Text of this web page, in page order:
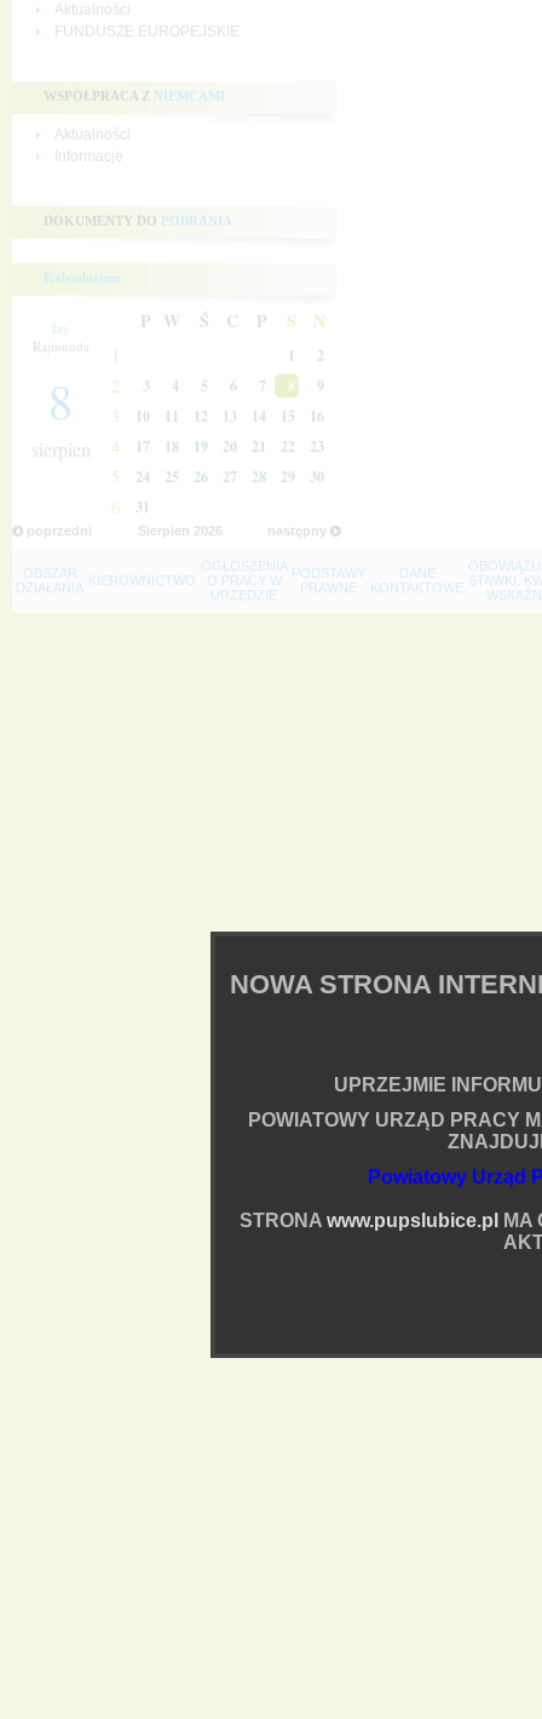
Aktualności
FUNDUSZE EUROPEJSKIE
WSPÓŁPRACA Z NIEMCAMI
Aktualności
Informacje
DOKUMENTY DO POBRANIA
Kalendarium
Izy
Rajmunda
8
sierpien
P W Ś C P S N
1 1 2
2 3 4 5 6 7 8 9
3 10 11 12 13 14 15 16
4 17 18 19 20 21 22 23
5 24 25 26 27 28 29 30
6 31
poprzedni następny
Sierpien 2026
OBSZAR
DZIAŁANIA KIEROWNICTWO
OGŁOSZENIA
O PRACY W
URZĘDZIE
PODSTAWY
PRAWNE
DANE
KONTAKTOWE STAWKI,
NOWA STRONA
UPRZEJMIE
POWIATOWY URZĄD PRACY
Powiatowy Urząd
STRONA www.pupslubice.pl
MA